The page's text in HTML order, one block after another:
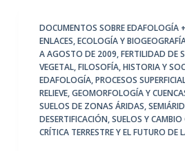
DOCUMENTOS SOBRE EDAFOLOGÍA
ENLACES,ECOLOGÍA Y
A AGOSTO DE 2009,FERTILIDAD DE
VEGETAL,FILOSOFÍA, HISTORIA Y
EDAFOLOGÍA,PROCESOS
RELIEVE, GEOMORFOLOGÍA Y
SUELOS DE ZONAS ÁRIDAS,
DESERTIFICACIÓN,SUELOS Y
CRÍTICA TERRESTRE Y EL FUTURO DE